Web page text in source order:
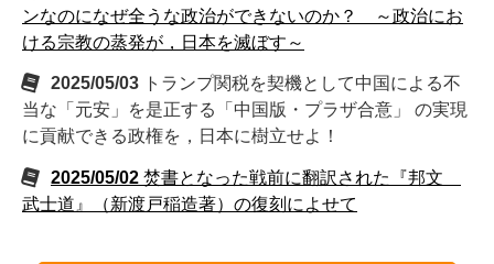
ンなのになぜ全うな政治ができないのか？ ～政治にお
ける宗教の蒸発が，日本を滅ぼす～
2025/05/03 トランプ関税を契機として中国による不
当な「元安」を是正する「中国版・プラザ合意」 の実現
に貢献できる政権を，日本に樹立せよ！
2025/05/02 焚書となった戦前に翻訳された『邦文
武士道』（新渡戸稲造著）の復刻によせて